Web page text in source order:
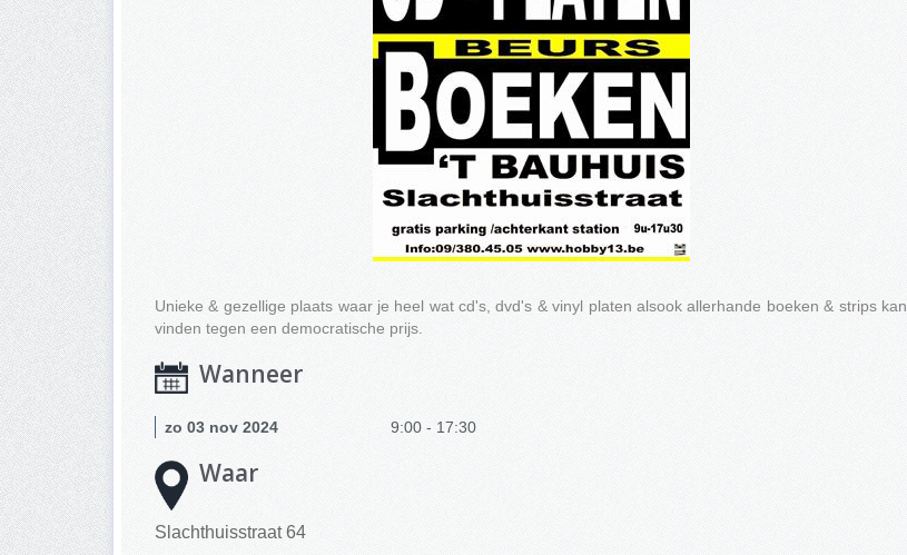
Unieke & gezellige plaats waar je heel wat cd's, dvd's & vinyl platen alsook allerhande boeken & strips kan
vinden tegen een democratische prijs.
Wanneer
zo 03 nov 2024 9:00 - 17:30
Waar
Slachthuisstraat 64